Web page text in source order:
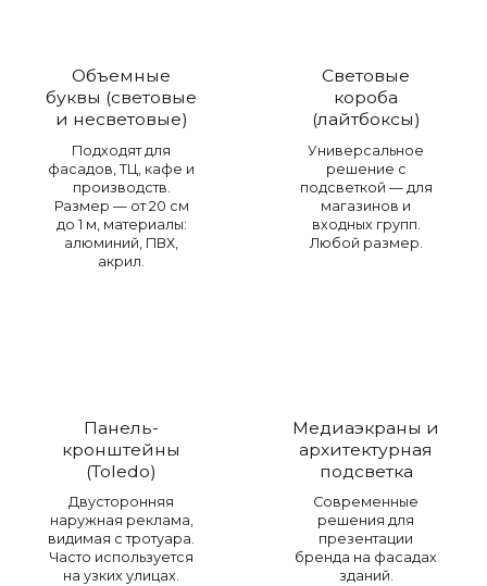
Объемные
буквы (световые
и несветовые)
Подходят для
фасадов, ТЦ, кафе и
производств.
Размер — от 20 см
до 1 м, материалы:
алюминий, ПВХ,
акрил.
Световые
короба
(лайтбоксы)
Универсальное
решение с
подсветкой — для
магазинов и
входных групп.
Любой размер.
Панель-
кронштейны
(Toledo)
Двусторонняя
наружная реклама,
видимая с тротуара.
Часто используется
на узких улицах.
Медиаэкраны и
архитектурная
подсветка
Современные
решения для
презентации
бренда на фасадах
зданий.